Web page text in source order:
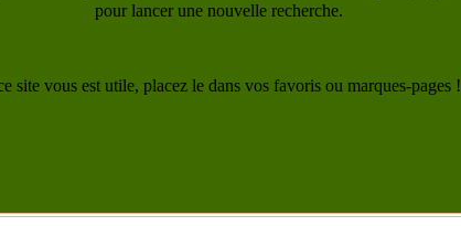
pour lancer une nouvelle recherche.
site vous est utile, placez le dans vos favoris ou marques-pages !